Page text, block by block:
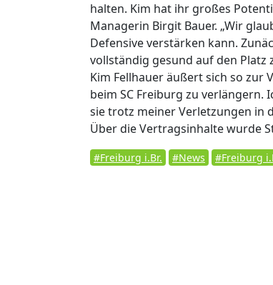
halten. Kim hat ihr großes
Managerin Birgit Bauer. „Wir
Defensive verstärken kann.
vollständig gesund auf den Platz
Kim Fellhauer äußert sich so zur
beim SC Freiburg zu
sie trotz meiner Verletzungen in
Über die Vertragsinhalte wurde
#Freiburg i.Br. #News #Freiburg